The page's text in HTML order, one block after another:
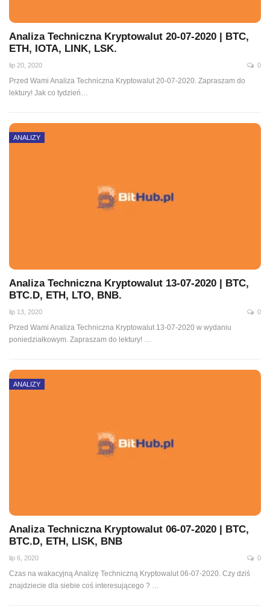
Analiza Techniczna Kryptowalut 20-07-2020 | BTC,
ETH, IOTA, LINK, LSK.
lip 20, 2020 0
Przed Wami Analiza Techniczna Kryptowalut 20-07-2020. Zapraszam do
lektury! Jak co tydzień…
ANALIZY
Analiza Techniczna Kryptowalut 13-07-2020 | BTC,
BTC.D, ETH, LTO, BNB.
lip 13, 2020 0
Przed Wami Analiza Techniczna Kryptowalut 13-07-2020 w wydaniu
poniedziałkowym. Zapraszam do lektury!
ANALIZY
Analiza Techniczna Kryptowalut 06-07-2020 | BTC,
BTC.D, ETH, LISK, BNB
lip 6, 2020 0
Czas na wakacyjną Analizę Techniczną Kryptowalut 06-07-2020. Czy dziś
znajdziecie dla siebie coś interesującego ? …